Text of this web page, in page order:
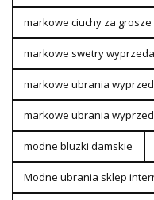
markowe ciuchy za grosze
markowe swetry
markowe ubrania
markowe ubrania
modne bluzki damskie
Modne ubrania sklep